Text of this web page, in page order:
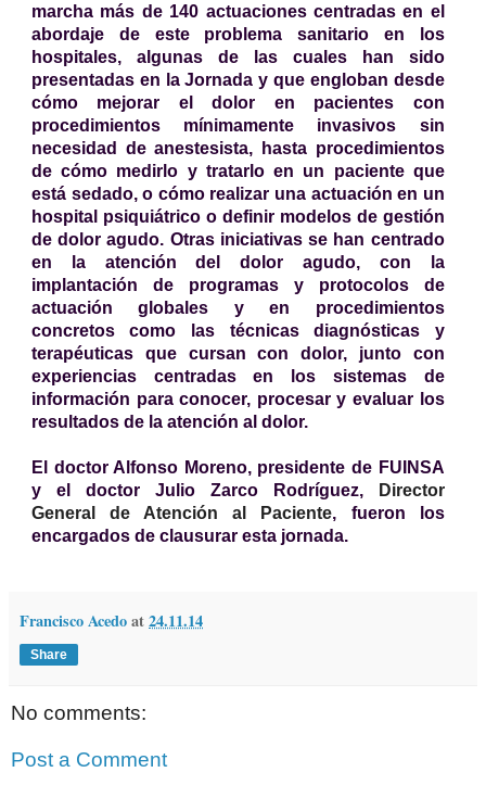
marcha más de 140 actuaciones centradas en el
abordaje de este problema sanitario en los
hospitales, algunas de las cuales han sido
presentadas en la Jornada y que engloban desde
cómo mejorar el dolor en pacientes con
procedimientos mínimamente invasivos sin
necesidad de anestesista, hasta procedimientos
de cómo medirlo y tratarlo en un paciente que
está sedado, o cómo realizar una actuación en un
hospital psiquiátrico o definir modelos de gestión
de dolor agudo. Otras iniciativas se han centrado
en la atención del dolor agudo, con la
implantación de programas y protocolos de
actuación globales y en procedimientos
concretos como las técnicas diagnósticas y
terapéuticas que cursan con dolor, junto con
experiencias centradas en los sistemas de
información para conocer, procesar y evaluar los
resultados de la atención al dolor.
El doctor Alfonso Moreno, presidente de FUINSA
y el doctor Julio Zarco Rodríguez,
Director
General de Atención al Paciente, fueron los
encargados de clausurar esta jornada.
Francisco Acedoat24.11.14
Share
No comments:
Post a Comment